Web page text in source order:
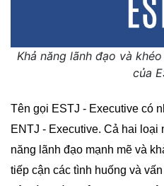
Khả năng lãnh đạo và
của
Tên gọi ESTJ - Executive có
ENTJ - Executive. Cả hai
năng lãnh đạo mạnh mẽ và
tiếp cận các tình huống và